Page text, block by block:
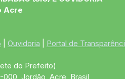
Acre
Ouvidoria Portal de
do Prefeito)
000, Jordão, Acre, Brasil